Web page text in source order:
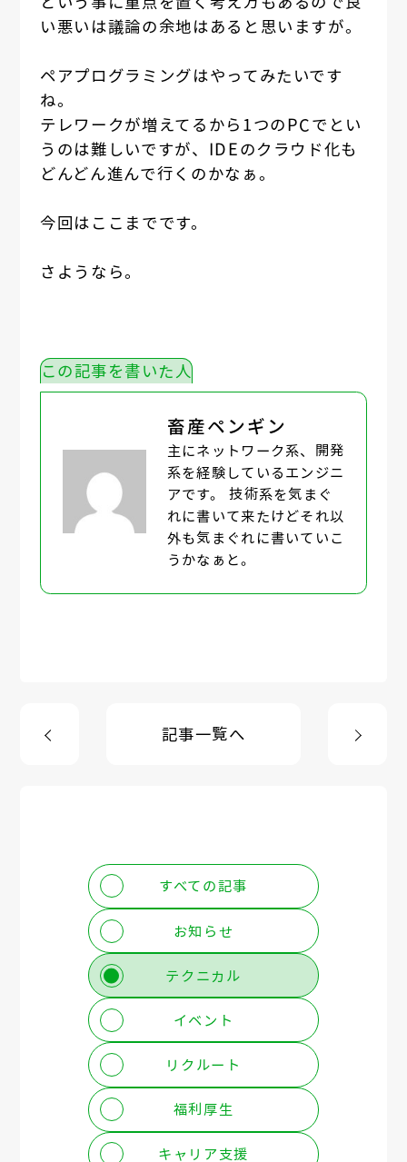
すべての記事
お知らせ
テクニカル
イベント
リクルート
福利厚生
キャリア支援
い悪いは議論の余地はあると思いますが。
ペアプログラミングはやってみたいです
ね。
テレワークが増えてるから1つのPCでとい
うのは難しいですが、IDEのクラウド化も
どんどん進んで行くのかなぁ。
今回はここまでです。
さようなら。
この記事を書いた人
畜産ペンギン
主にネットワーク系、開発
系を経験しているエンジニ
アです。 技術系を気まぐ
れに書いて来たけどそれ以
外も気まぐれに書いていこ
うかなぁと。
記事一覧へ